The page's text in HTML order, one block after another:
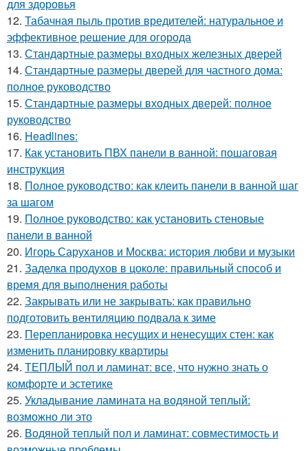
для здоровья
12. Табачная пыль против вредителей: натуральное и
эффективное решение для огорода
13. Стандартные размеры входных железных дверей
14. Стандартные размеры дверей для частного дома:
полное руководство
15. Стандартные размеры входных дверей: полное
руководство
16. Headlines:
17. Как установить ПВХ панели в ванной: пошаговая
инструкция
18. Полное руководство: как клеить панели в ванной шаг
за шагом
19. Полное руководство: как установить стеновые
панели в ванной
20. Игорь Саруханов и Москва: история любви и музыки
21. Заделка продухов в цоколе: правильный способ и
время для выполнения работы
22. Закрывать или не закрывать: как правильно
подготовить вентиляцию подвала к зиме
23. Перепланировка несущих и ненесущих стен: как
изменить планировку квартиры
24. ТЕПЛЫЙ пол и ламинат: все, что нужно знать о
комфорте и эстетике
25. Укладывание ламината на водяной теплый:
возможно ли это
26. Водяной теплый пол и ламинат: совместимость и